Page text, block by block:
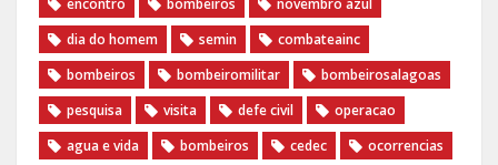
encontro
bombeiros
novembro azul
dia do homem
semin
combateainc
bombeiros
bombeiromilitar
bombeirosalagoas
pesquisa
visita defe civil
operacao
agua e vida
bombeiros cedec
ocorrencias